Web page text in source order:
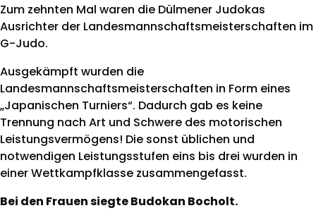
Zum zehnten Mal waren die Dülmener Judokas
Ausrichter der Landesmannschaftsmeisterschaften im
G-Judo.
Ausgekämpft wurden die
Landesmannschaftsmeisterschaften in Form eines
„Japanischen Turniers“. Dadurch gab es keine
Trennung nach Art und Schwere des motorischen
Leistungsvermögens! Die sonst üblichen und
notwendigen Leistungsstufen eins bis drei wurden in
einer Wettkampfklasse zusammengefasst.
Bei den Frauen siegte Budokan Bocholt.